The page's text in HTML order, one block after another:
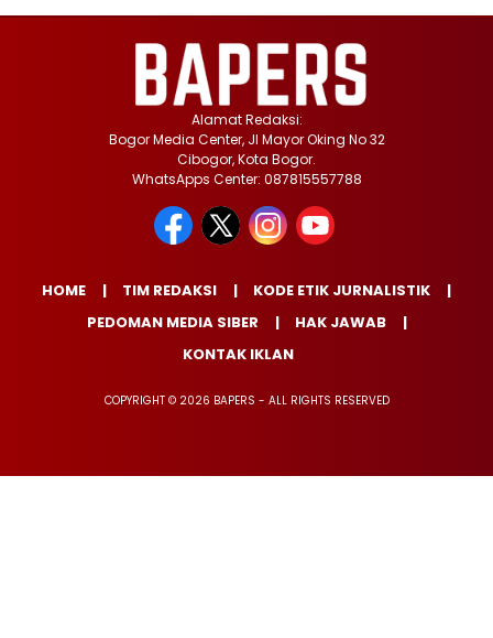
Alamat Redaksi:
Bogor Media Center, Jl Mayor Oking No 32
Cibogor, Kota Bogor.
WhatsApps Center: 087815557788
HOME TIM REDAKSI
KODE ETIK JURNALISTIK
PEDOMAN MEDIA SIBER
HAK JAWAB
KONTAK IKLAN
COPYRIGHT © 2026 BAPERS - ALL RIGHTS RESERVED